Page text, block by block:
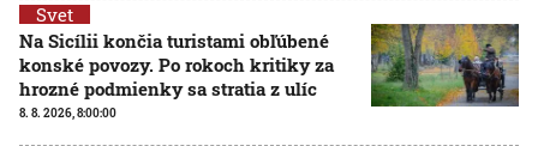
Svet
Na Sicílii končia turistami obľúbené
konské povozy. Po rokoch kritiky za
hrozné podmienky sa stratia z ulíc
8. 8. 2026, 8:00:00